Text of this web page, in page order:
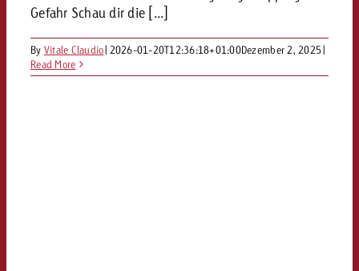
Gefahr Schau dir die [...]
By Vitale Claudio| 2026-01-20T12:36:18+01:00Dezember 2, 2025|
Read More